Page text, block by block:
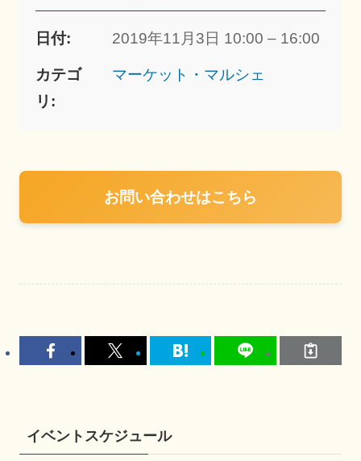
日付: 2019年11月3日 10:00 – 16:00
カテゴ
リ:
マーケット・マルシェ
お問い合わせはこちら
イベントスケジュール